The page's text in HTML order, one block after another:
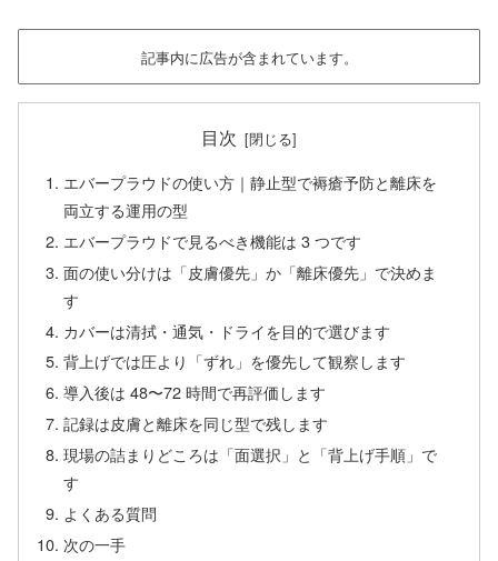
記事内に広告が含まれています。
目次
エバープラウドの使い方｜静止型で褥瘡予防と離床を
両立する運用の型
エバープラウドで見るべき機能は 3 つです
面の使い分けは「皮膚優先」か「離床優先」で決めま
す
カバーは清拭・通気・ドライを目的で選びます
背上げでは圧より「ずれ」を優先して観察します
導入後は 48〜72 時間で再評価します
記録は皮膚と離床を同じ型で残します
現場の詰まりどころは「面選択」と「背上げ手順」で
す
よくある質問
次の一手